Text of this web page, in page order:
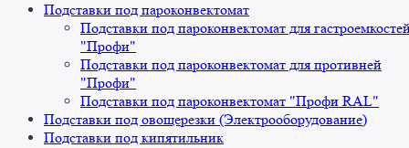
Подставки под пароконвектомат
Подставки под пароконвектомат для
"Профи"
Подставки под пароконвектомат для противней
"Профи"
Подставки под пароконвектомат "Профи RAL"
Подставки под овощерезки (Электрооборудование)
Подставки под кипятильник